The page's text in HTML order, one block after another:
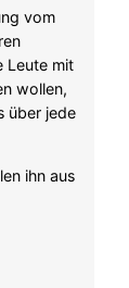
vom
Leute mit
wollen,
über jede
ihn aus